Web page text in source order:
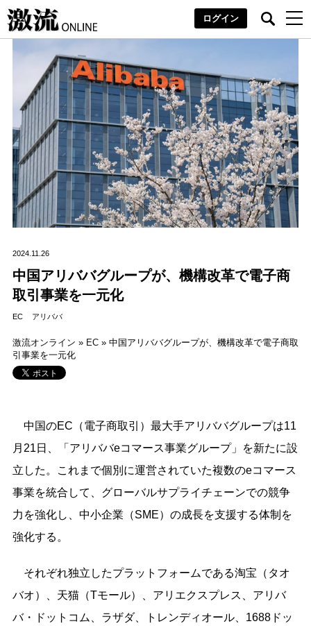
ログイン
2024.11.26
中国アリババグループが、機構改革で電子商
取引事業を一元化
EC アリババ
激流オンライン » EC» 中国アリババグループが、機構改革で電子商取
引事業を一元化
中国のEC（電子商取引）最大手アリババグループは11
月21日、「アリババeコマース事業グループ」を新たに設
立した。これまで個別に運営されていた複数のeコマース
事業を統合して、グローバルサプライチェーンでの競争
力を強化し、中小企業（SME）の成長を支援する体制を
強化する。
それぞれ独立したプラットフォームである淘宝（タオ
バオ）、天猫（Tモール）、アリエクスプレス、アリバ
バ・ドットコム、ラザダ、トレンディオール、1688ドッ